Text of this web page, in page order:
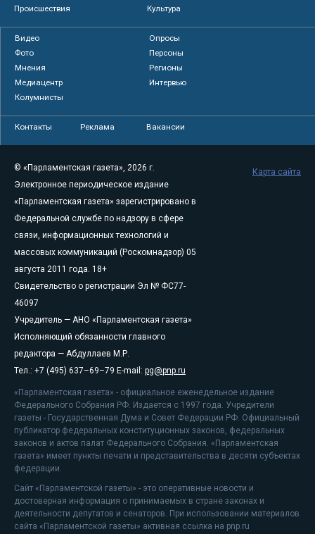
Происшествия
Культура
Видео
Опросы
Фото
Персоны
Мнения
Регионы
Медиацентр
Интервью
Колумнисты
Контакты Реклама Вакансии
© «Парламентская газета», 2026 г.
Электронное периодическое издание
«Парламентская газета» зарегистрировано в
Федеральной службе по надзору в сфере
связи, информационных технологий и
массовых коммуникаций (Роскомнадзор) 05
августа 2011 года. 18+
Свидетельство о регистрации Эл № ФС77-
46097
Учредитель — АНО «Парламентская газета»
Исполняющий обязанности главного
редактора — Абдуллаев М.Р.
Тел.: +7 (495) 637–69–79 E-mail: pg@pnp.ru
«Парламентская газета» - официальное еженедельное издание
Федерального Собрания РФ. Издается с 1997 года. Учредители
газеты - Государственная Дума и Совет Федерации РФ. Официальный
публикатор федеральных конституционных законов, федеральных
законов и актов палат Федерального Собрания. «Парламентская
газета» имеет пункты печати и представительства в десяти субъектах
федерации.
Сайт «Парламентской газеты» - это оперативные новости и
достоверная информация о принимаемых в стране законах и
деятельности депутатов и сенаторов. При использовании материалов
сайта «Парламентской газеты» активная ссылка на pnp.ru
Карта сайта